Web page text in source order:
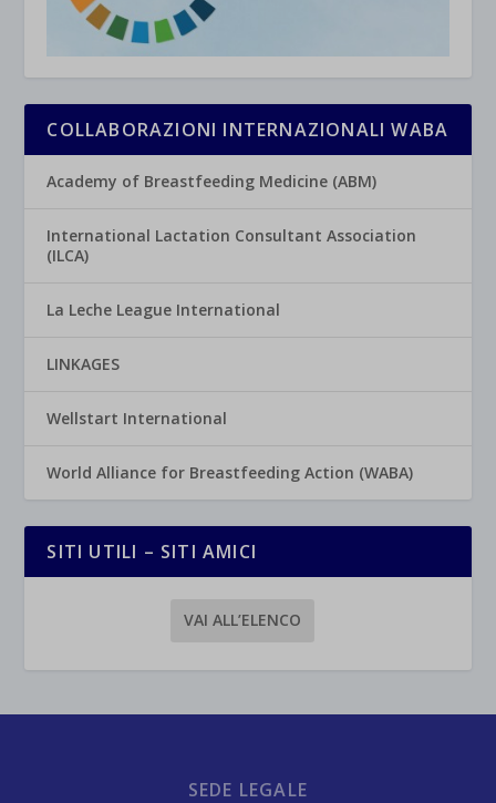
COLLABORAZIONI INTERNAZIONALI WABA
Academy of Breastfeeding Medicine (ABM)
International Lactation Consultant Association
(ILCA)
La Leche League International
LINKAGES
Wellstart International
World Alliance for Breastfeeding Action (WABA)
SITI UTILI – SITI AMICI
VAI ALL’ELENCO
SEDE LEGALE